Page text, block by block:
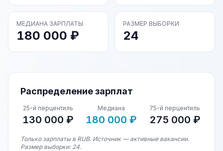
МЕДИАНА ЗАРПЛАТЫ
180 000 ₽
РАЗМЕР ВЫБОРКИ
24
Распределение зарплат
25-й перцентиль
130 000 ₽
Медиана
180 000 ₽
75-й перцентиль
275 000 ₽
Только зарплаты в RUB. Источник — активные вакансии.
Размер выборки: 24.